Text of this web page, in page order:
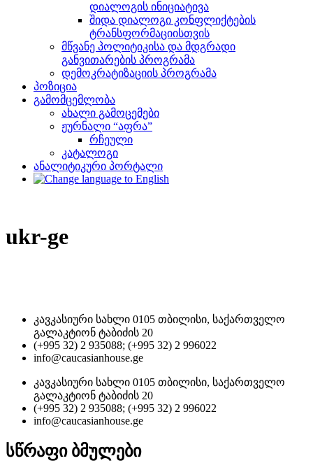
დიალოგის ინიციატივა
შიდა დიალოგი კონფლიქტების
ტრანსფორმაციისთვის
მწვანე პოლიტიკისა და მდგრადი
განვითარების პროგრამა
დემოკრატიზაციის პროგრამა
პოზიცია
გამომცემლობა
ახალი გამოცემები
ჟურნალი “აფრა”
რჩეული
კატალოგი
ანალიტიკური პორტალი
ukr-ge
კავკასიური სახლი 0105 თბილისი, საქართველო
გალაკტიონ ტაბიძის 20
(+995 32) 2 935088; (+995 32) 2 996022
info@caucasianhouse.ge
კავკასიური სახლი 0105 თბილისი, საქართველო
გალაკტიონ ტაბიძის 20
(+995 32) 2 935088; (+995 32) 2 996022
info@caucasianhouse.ge
სწრაფი ბმულები